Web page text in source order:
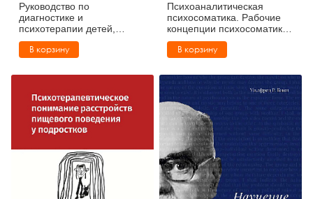
Руководство по
диагностике и
психотерапии детей,
подростков и молодых
людей с аутизмом,
психотическими
В корзину
Психоаналитическая
психосоматика. Рабочие
концепции психосоматики.
Том 2
В корзину